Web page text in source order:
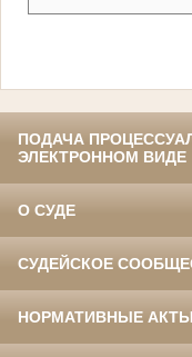
ПОДАЧА
ЭЛЕКТРОННОМ ВИДЕ
О СУДЕ
СУДЕЙСКОЕ
НОРМАТИВНЫЕ АКТЫ